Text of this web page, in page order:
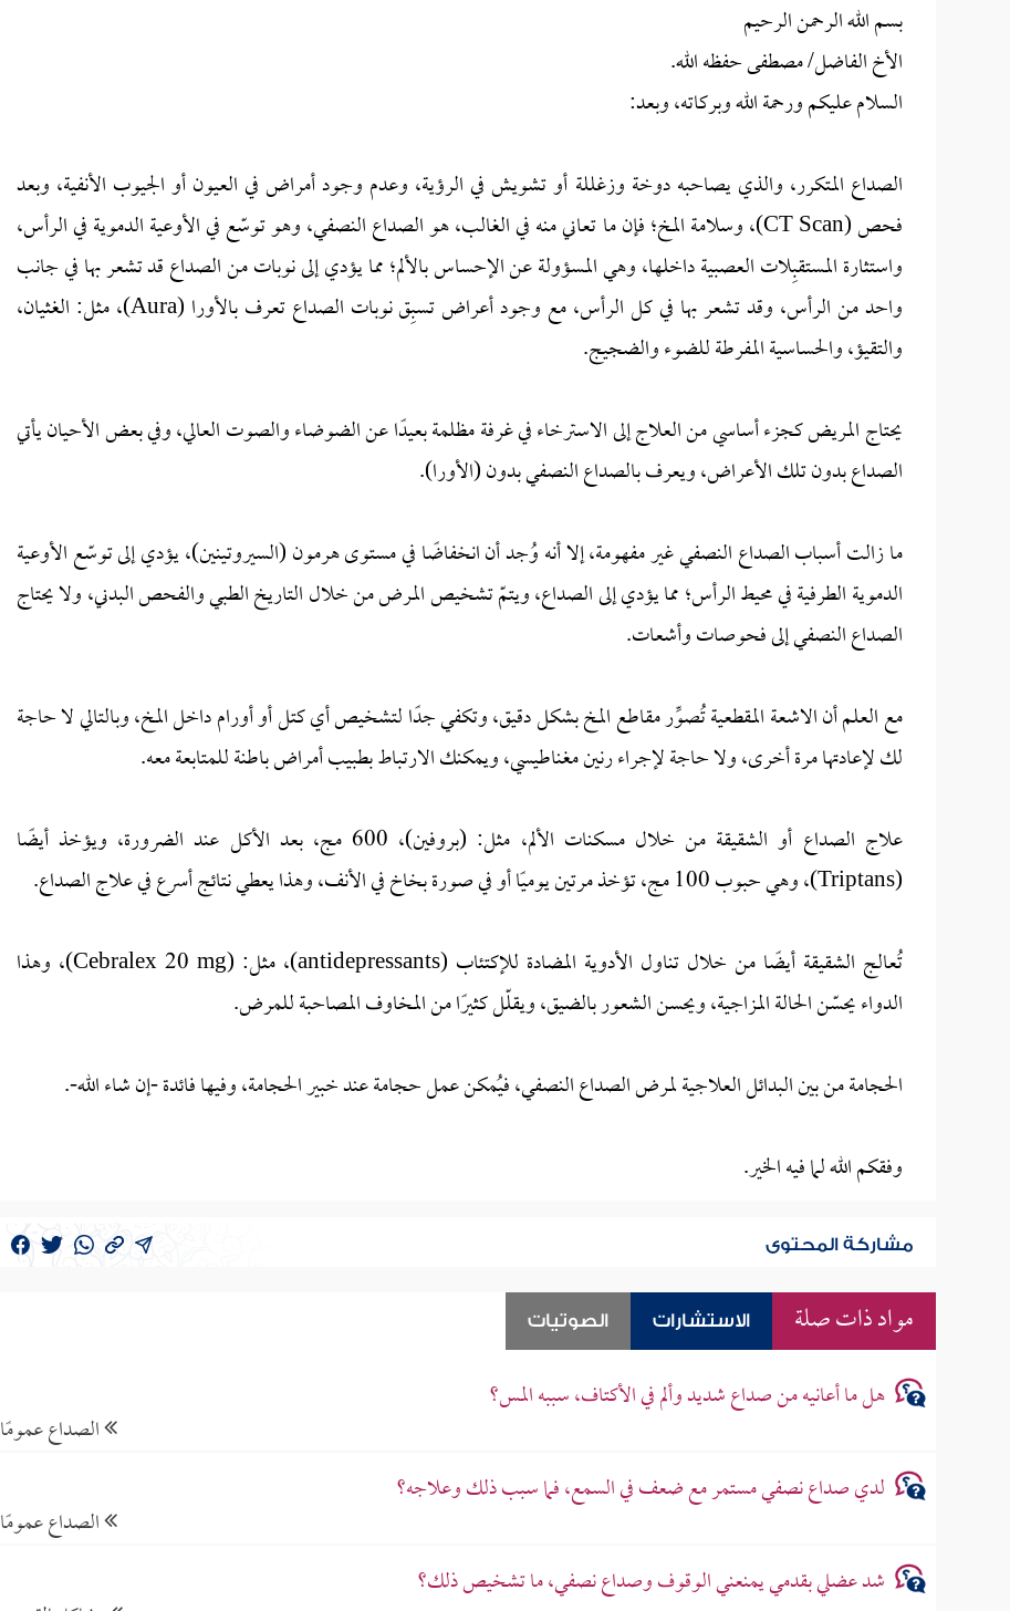
بسم الله الرحمن الرحيم
الأخ الفاضل/ مصطفى حفظه الله.
السلام عليكم ورحمة الله وبركاته، وبعد:
الصداع المتكرر، والذي يصاحبه دوخة وزغللة أو تشويش في الرؤية، وعدم وجود أمراض في العيون أو الجيوب الأنفية، وبعد
فحص (CT Scan)، وسلامة المخ؛ فإن ما تعاني منه في الغالب، هو الصداع النصفي، وهو توسّع في الأوعية الدموية في الرأس،
واستثارة المستقبِلات العصبية داخلها، وهي المسؤولة عن الإحساس بالألم؛ مما يؤدي إلى نوبات من الصداع قد تشعر بها في جانب
واحد من الرأس، وقد تشعر بها في كل الرأس، مع وجود أعراض تسبِق نوبات الصداع تعرف بالأورا (Aura)، مثل: الغثيان،
والتقيؤ، والحساسية المفرطة للضوء والضجيج.
يحتاج المريض كجزء أساسي من العلاج إلى الاسترخاء في غرفة مظلمة بعيدًا عن الضوضاء والصوت العالي، وفي بعض الأحيان يأتي
الصداع بدون تلك الأعراض، ويعرف بالصداع النصفي بدون (الأورا).
ما زالت أسباب الصداع النصفي غير مفهومة، إلا أنه وُجد أن انخفاضًا في مستوى هرمون (السيروتينين)، يؤدي إلى توسّع الأوعية
الدموية الطرفية في محيط الرأس؛ مما يؤدي إلى الصداع، ويتمّ تشخيص المرض من خلال التاريخ الطبي والفحص البدني، ولا يحتاج
الصداع النصفي إلى فحوصات وأشعات.
مع العلم أن الاشعة المقطعية تُصوِّر مقاطع المخ بشكل دقيق، وتكفي جدًا لتشخيص أي كتل أو أورام داخل المخ، وبالتالي لا حاجة
لك لإعادتها مرة أخرى، ولا حاجة لإجراء رنين مغناطيسي، ويمكنك الارتباط بطبيب أمراض باطنة للمتابعة معه.
علاج الصداع أو الشقيقة من خلال مسكنات الألم، مثل: (بروفين)، 600 مج، بعد الأكل عند الضرورة، ويؤخذ أيضًا
(Triptans)، وهي حبوب 100 مج، تؤخذ مرتين يوميًا أو في صورة بخاخ في الأنف، وهذا يعطي نتائج أسرع في علاج الصداع.
تُعالج الشقيقة أيضًا من خلال تناول الأدوية المضادة للإكتئاب (antidepressants)، مثل: (Cebralex 20 mg)، وهذا
الدواء يحسّن الحالة المزاجية، ويحسن الشعور بالضيق، ويقلّل كثيرًا من المخاوف المصاحبة للمرض.
الحجامة من بين البدائل العلاجية لمرض الصداع النصفي، فيُمكن عمل حجامة عند خبير الحجامة، وفيها فائدة -إن شاء الله-.
وفقكم الله لما فيه الخير.
مشاركة المحتوى
مواد ذات صلة الاستشارات الصوتيات
هل ما أعانيه من صداع شديد وألم في الأكتاف، سببه المس؟
الصداع عمومًا
لدي صداع نصفي مستمر مع ضعف في السمع، فما سبب ذلك وعلاجه؟
الصداع عمومًا
شد عضلي بقدمي يمنعني الوقوف وصداع نصفي، ما تشخيص ذلك؟